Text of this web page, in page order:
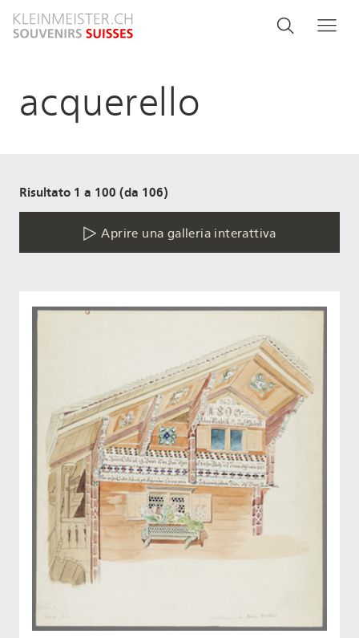
Search
Cerca
acquerello
Risultato 1 a 100 (da 106)
Aprire una galleria interattiva